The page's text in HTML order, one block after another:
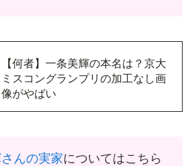
【何者】一条美輝の本名は？京大
ミスコングランプリの加工なし画
像がやばい
んの実家についてはこちら